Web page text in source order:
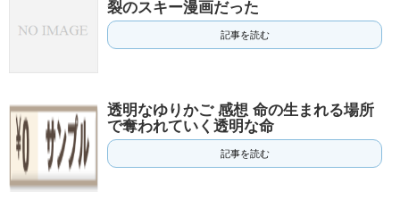
裂のスキー漫画だった
記事を読む
透明なゆりかご 感想 命の生まれる場所
で奪われていく透明な命
記事を読む